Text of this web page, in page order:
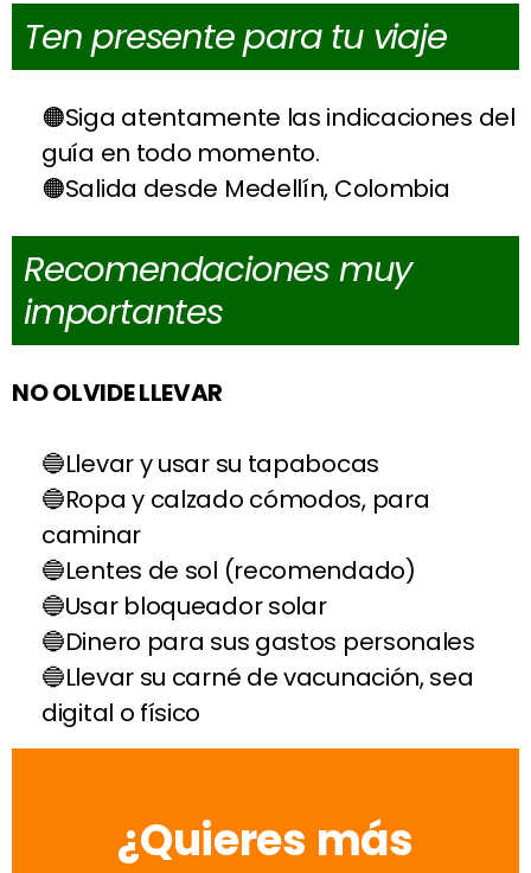
Ten presente para tu viaje
Siga atentamente las indicaciones del
guía en todo momento.
Salida desde Medellín, Colombia
Recomendaciones muy
importantes
NO OLVIDE LLEVAR
Llevar y usar su tapabocas
Ropa y calzado cómodos, para
caminar
Lentes de sol (recomendado)
Usar bloqueador solar
Dinero para sus gastos personales
Llevar su carné de vacunación, sea
digital o físico
¿Quieres más